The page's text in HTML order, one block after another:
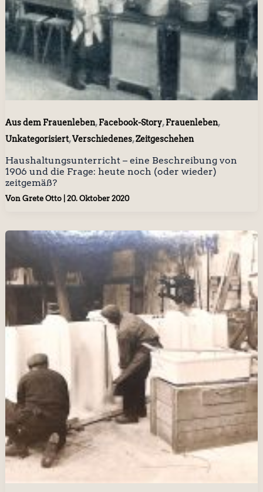
Aus dem Frauenleben,Facebook-Story,Frauenleben,
Unkategorisiert,Verschiedenes,Zeitgeschehen
Haushaltungsunterricht – eine Beschreibung von
1906 und die Frage: heute noch (oder wieder)
zeitgemäß?
Von Grete Otto 20. Oktober 2020